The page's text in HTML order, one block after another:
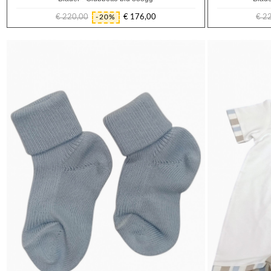
Prezzo
€ 220,00 -20%
Prezzo
€ 176,00 €